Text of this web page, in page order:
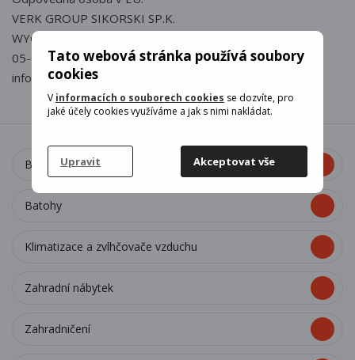
Tato webová stránka používá soubory
cookies
V informacích o souborech cookies se dozvíte, pro
jaké účely cookies využíváme a jak s nimi nakládat.
Upravit Akceptovat vše
VERK GROUP SIKORSKI SP.K.
WYGODY 16
05-090 PODOLSZYN NOWY Polska
info@verkgroup.pl
Bazény a doplňky
Batohy
Klimatizace a zvlhčovače vzduchu
Zahradní nábytek
Zahradničení